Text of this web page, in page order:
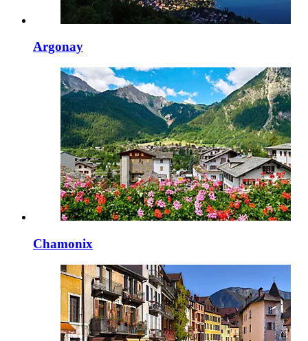
Argonay
Chamonix